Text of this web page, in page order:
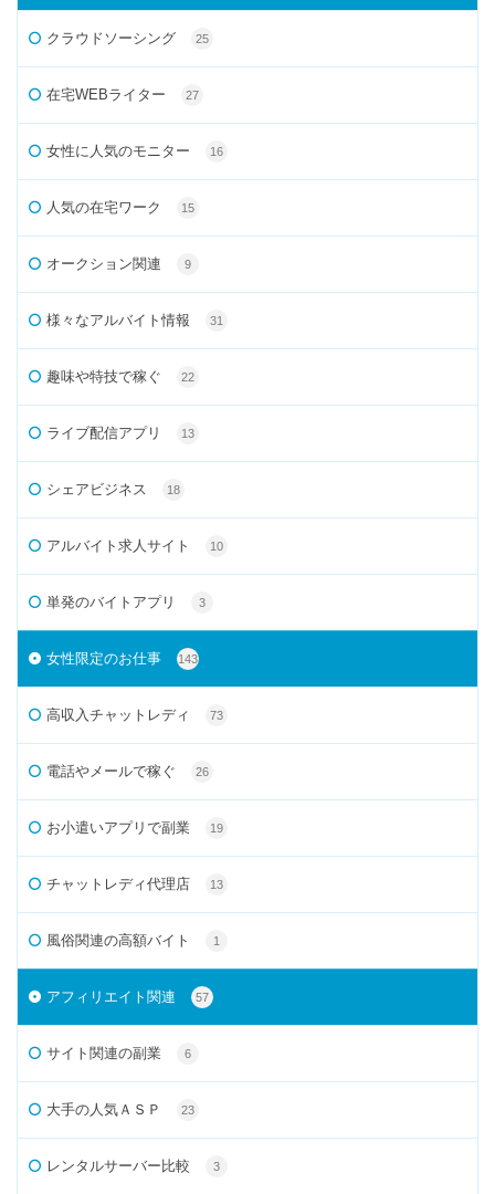
クラウドソーシング 25
在宅WEBライター 27
女性に人気のモニター 16
人気の在宅ワーク 15
オークション関連 9
様々なアルバイト情報 31
趣味や特技で稼ぐ 22
ライブ配信アプリ 13
シェアビジネス 18
アルバイト求人サイト 10
単発のバイトアプリ 3
女性限定のお仕事 143
高収入チャットレディ 73
電話やメールで稼ぐ 26
お小遣いアプリで副業 19
チャットレディ代理店 13
風俗関連の高額バイト 1
アフィリエイト関連 57
サイト関連の副業 6
大手の人気ＡＳＰ 23
レンタルサーバー比較 3